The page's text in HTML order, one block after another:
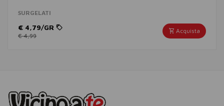
SURGELATI
Acquista
€ 4,79/GR
€ 4,99